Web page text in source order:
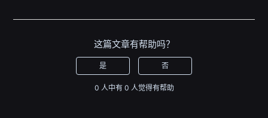
这篇文章有帮助吗？
是 否
0 人中有 0 人觉得有帮助